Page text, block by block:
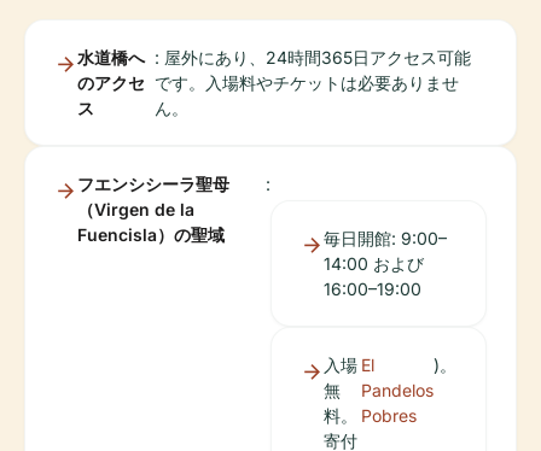
水道橋へ
のアクセ
ス
: 屋外にあり、24時間365日アクセス可能
です。入場料やチケットは必要ありませ
ん。
フエンシシーラ聖母
（Virgen de la
Fuencisla）の聖域
:
毎日開館: 9:00–
14:00 および
16:00–19:00
入場
無
料。
寄付
El
Pandelos
Pobres
)。